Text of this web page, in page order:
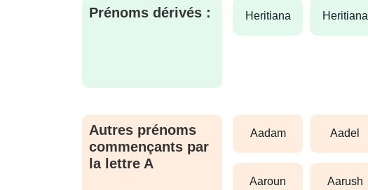
Prénoms dérivés : heritiana heritiana
Autres prénoms
commençants par
la lettre A
aadam aadel
aaroun aarush